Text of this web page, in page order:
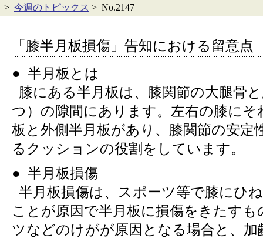
> 今週のトピックス > No.2147
「膝半月板損傷」告知における留意点
● 半月板とは
膝にある半月板は、膝関節の大腿骨
つ）の隙間にあります。左右の膝にそ
板と外側半月板があり、膝関節の安定
るクッションの役割をしています。
● 半月板損傷
半月板損傷は、スポーツ等で膝にひ
ことが原因で半月板に損傷をきたすも
ツなどのけがが原因となる場合と、